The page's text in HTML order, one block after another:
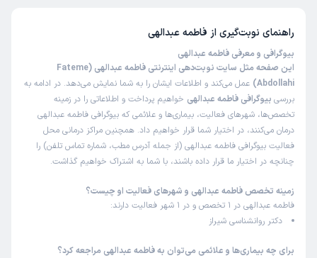
راهنمای نوبت‌گیری از فاطمه عبدالهی
بیوگرافی و معرفی فاطمه عبدالهی
این صفحه مثل سایت نوبت‌دهی اینترنتی فاطمه عبدالهی (Fateme
Abdollahi) عمل می‌کند و اطلاعات ایشان را به شما نمایش می‌دهد. در ادامه به
بررسی بیوگرافی فاطمه عبدالهی خواهیم پرداخت و اطلاعاتی را در زمینه
تخصص‌ها، شهرهای فعالیت، بیماری‌ها و علائمی که بیوگرافی فاطمه عبدالهی
درمان می‌کنند، در اختیار شما قرار خواهیم داد. همچنین مراکز درمانی محل
فعالیت بیوگرافی فاطمه عبدالهی (از جمله آدرس مطب، شماره تماس تلفن) را
چنانچه در اختیار ما قرار داده باشند، با شما به اشتراک خواهیم گذاشت.
زمینه تخصص فاطمه عبدالهی و شهرهای فعالیت او چیست؟
فاطمه عبدالهی در 1 تخصص و در 1 شهر فعالیت دارند:
دکتر روانشناسی شیراز
برای چه بیماری‌ها و علائمی می‌توان به فاطمه عبدالهی مراجعه کرد؟